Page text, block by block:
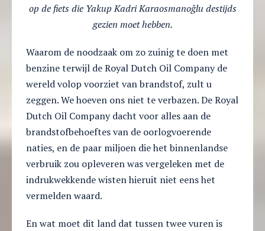
op de fiets die Yakup Kadri Karaosmanoğlu destijds
gezien moet hebben.
Waarom de noodzaak om zo zuinig te doen met
benzine terwijl de Royal Dutch Oil Company de
wereld volop voorziet van brandstof, zult u
zeggen. We hoeven ons niet te verbazen. De Royal
Dutch Oil Company dacht voor alles aan de
brandstofbehoeftes van de oorlogvoerende
naties, en de paar miljoen die het binnenlandse
verbruik zou opleveren was vergeleken met de
indrukwekkende wisten hieruit niet eens het
vermelden waard.
En wat moet dit land dat tussen twee vuren is